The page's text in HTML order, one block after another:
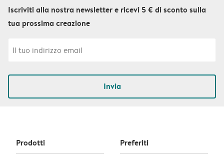
Iscriviti alla nostra newsletter e ricevi 5 € di sconto sulla
tua prossima creazione
Invia
Prodotti Preferiti